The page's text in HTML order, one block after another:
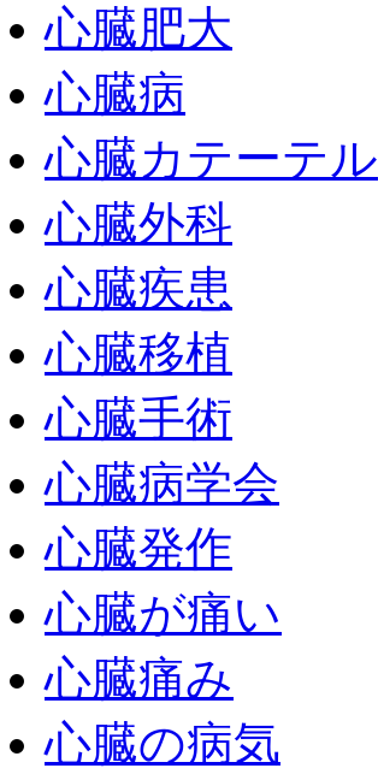
心臓肥大
心臓病
心臓カテーテル
心臓外科
心臓疾患
心臓移植
心臓手術
心臓病学会
心臓発作
心臓が痛い
心臓痛み
心臓の病気